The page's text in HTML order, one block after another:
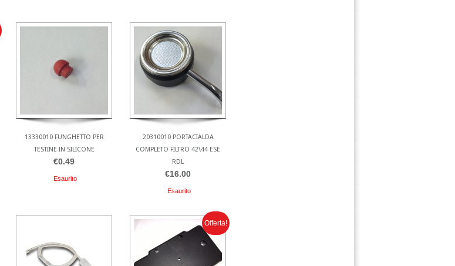
13330010 FUNGHETTO PER
TESTINE IN SILICONE
€0.49
Esaurito
20310010 PORTACIALDA
COMPLETO FILTRO 42\44 ESE
RDL
€16.00
Esaurito
Offerta!